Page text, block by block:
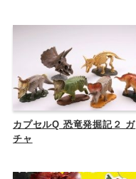
カプセルQ 恐竜発掘記２ ガ
チャ